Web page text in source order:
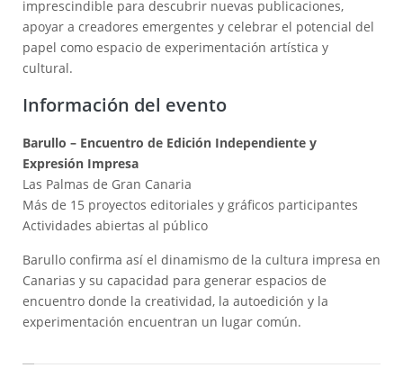
imprescindible para descubrir nuevas publicaciones,
apoyar a creadores emergentes y celebrar el potencial del
papel como espacio de experimentación artística y
cultural.
Información del evento
Barullo – Encuentro de Edición Independiente y
Expresión Impresa
Las Palmas de Gran Canaria
Más de 15 proyectos editoriales y gráficos participantes
Actividades abiertas al público
Barullo confirma así el dinamismo de la cultura impresa en
Canarias y su capacidad para generar espacios de
encuentro donde la creatividad, la autoedición y la
experimentación encuentran un lugar común.